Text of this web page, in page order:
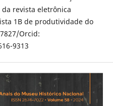
da revista eletrônica
1B de produtividade do
Orcid:
9313